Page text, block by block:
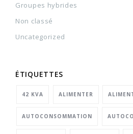
Groupes hybrides
Non classé
Uncategorized
ÉTIQUETTES
42 KVA ALIMENTER
AUTOCONSOMMATION